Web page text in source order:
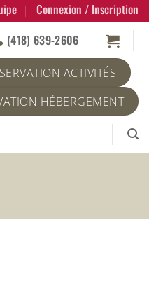
Connexion / Inscription
(418) 639-2606
ACTIVITÉS
HÉBERGEMENT